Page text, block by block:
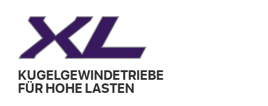
KUGELGEWINDETRIEBE
FÜR HOHE LASTEN